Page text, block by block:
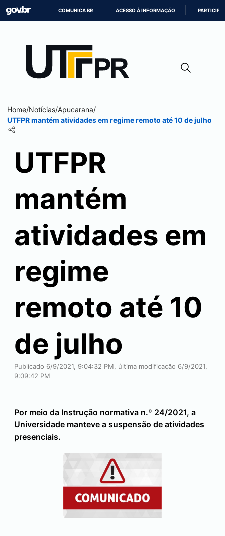
CONTEÚDO
COMUNICA BR ACESSO À INFORMAÇÃO PARTICIPE
Home/Notícias/Apucarana/
UTFPR mantém atividades em regime remoto até 10 de julho
UTFPR
mantém
atividades em
regime
remoto até 10
de julho
Publicado 6/9/2021, 9:04:32 PM, última modificação 6/9/2021,
9:09:42 PM
Por meio da Instrução normativa n.º 24/2021, a
Universidade manteve a suspensão de atividades
presenciais.